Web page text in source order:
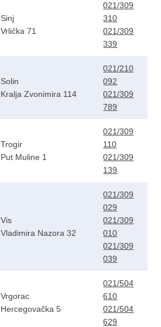
Sinj
Vrlička 71
021/309
310
021/309
339
Solin
Kralja Zvonimira 114
021/210
092
021/309
789
Trogir
Put Muline 1
021/309
110
021/309
139
Vis
Vladimira Nazora 32
021/309
029
021/309
010
021/309
039
Vrgorac
Hercegovačka 5
021/504
610
021/504
629